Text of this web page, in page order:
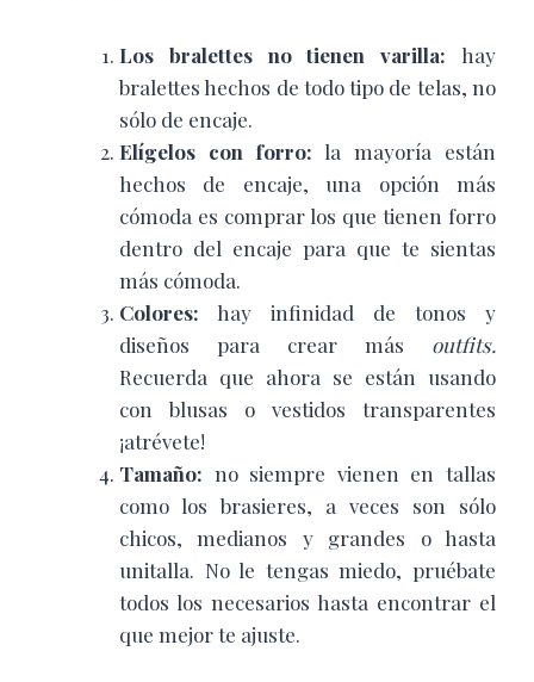
Los bralettes no tienen varilla: hay
bralettes hechos de todo tipo de telas, no
sólo de encaje.
Elígelos con forro: la mayoría están
hechos de encaje, una opción más
cómoda es comprar los que tienen forro
dentro del encaje para que te sientas
más cómoda.
Colores: hay infinidad de tonos y
diseños para crear más outfits.
Recuerda que ahora se están usando
con blusas o vestidos transparentes
¡atrévete!
Tamaño: no siempre vienen en tallas
como los brasieres, a veces son sólo
chicos, medianos y grandes o hasta
unitalla. No le tengas miedo, pruébate
todos los necesarios hasta encontrar el
que mejor te ajuste.